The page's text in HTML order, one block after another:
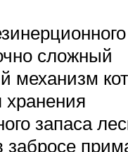
сложный
механизм
хранения
запаса
забросе